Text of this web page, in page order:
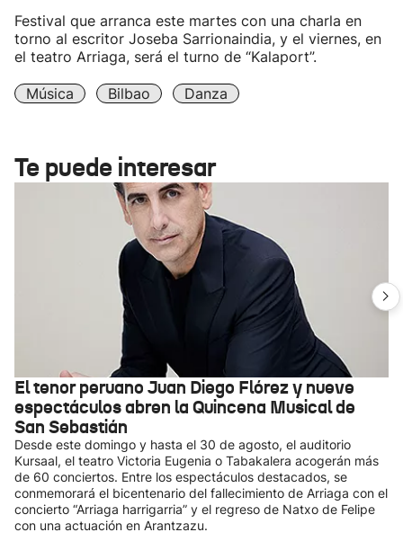
Festival que arranca este martes con una charla en
torno al escritor Joseba Sarrionaindia, y el viernes, en
el teatro Arriaga, será el turno de “Kalaport”.
Música Bilbao Danza
Te puede interesar
El tenor peruano Juan Diego Flórez y nueve
espectáculos abren la Quincena Musical de
San Sebastián
Desde este domingo y hasta el 30 de agosto, el auditorio
Kursaal, el teatro Victoria Eugenia o Tabakalera acogerán más
de 60 conciertos. Entre los espectáculos destacados, se
conmemorará el bicentenario del fallecimiento de Arriaga con el
concierto “Arriaga harrigarria” y el regreso de Natxo de Felipe
con una actuación en Arantzazu.